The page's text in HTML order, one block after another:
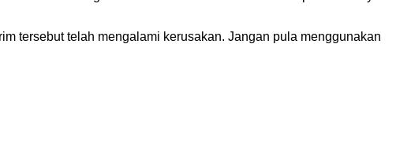
tersebut telah mengalami kerusakan. Jangan pula menggunakan